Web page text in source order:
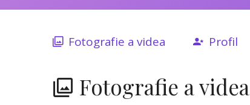
Fotografie a videa Profil
Fotografie a videa